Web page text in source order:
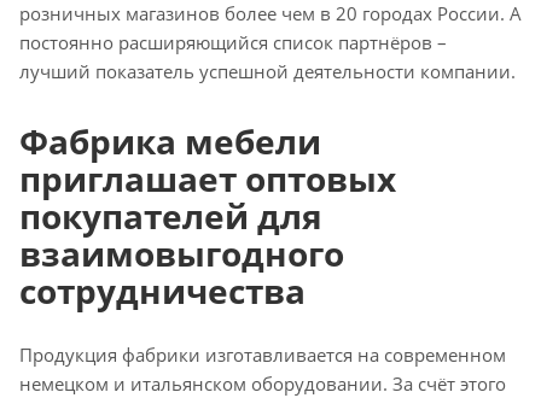
розничных магазинов более чем в 20 городах России. А
постоянно расширяющийся список партнёров –
лучший показатель успешной деятельности компании.
Фабрика мебели
приглашает оптовых
покупателей для
взаимовыгодного
сотрудничества
Продукция фабрики изготавливается на современном
немецком и итальянском оборудовании. За счёт этого